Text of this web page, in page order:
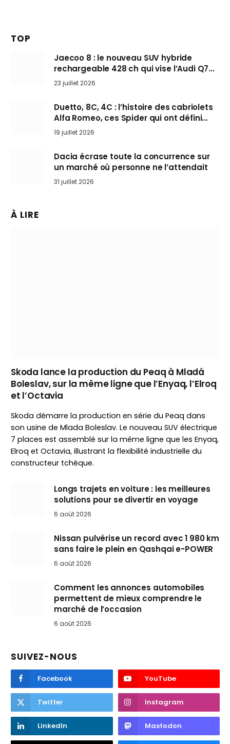
TOP
Jaecoo 8 : le nouveau SUV hybride
rechargeable 428 ch qui vise l’Audi Q7
arrive en Europe cet automne
23 juillet 2026
Duetto, 8C, 4C : l’histoire des cabriolets
Alfa Romeo, ces Spider qui ont défini
l’art de rouler cheveux au vent
19 juillet 2026
Dacia écrase toute la concurrence sur
un marché où personne ne l’attendait
31 juillet 2026
À LIRE
Skoda lance la production du Peaq à Mladá
Boleslav, sur la même ligne que l’Enyaq, l’Elroq
et l’Octavia
Skoda démarre la production en série du Peaq dans
son usine de Mlada Boleslav. Le nouveau SUV électrique
7 places est assemblé sur la même ligne que les Enyaq,
Elroq et Octavia, illustrant la flexibilité industrielle du
constructeur tchèque.
Longs trajets en voiture : les meilleures
solutions pour se divertir en voyage
6 août 2026
Nissan pulvérise un record avec 1 980 km
sans faire le plein en Qashqai e-POWER
6 août 2026
Comment les annonces automobiles
permettent de mieux comprendre le
marché de l’occasion
6 août 2026
SUIVEZ-NOUS
Facebook YouTube
Twitter Instagram
LinkedIn Mastodon